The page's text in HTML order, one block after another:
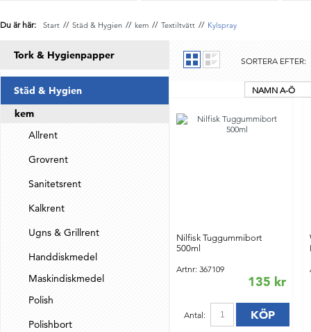
Du är här: Start // Städ & Hygien // kem // Textiltvätt // Kylspray
Tork & Hygienpapper
Städ & Hygien
kem
Allrent
Grovrent
Sanitetsrent
Kalkrent
Ugns & Grillrent
Handdiskmedel
Maskindiskmedel
Polish
Polishbort
SORTERA EFTER:
NAMN A-Ö
Nilfisk Tuggummibort
500ml
Artnr: 367109
135 kr
Antal: KÖP